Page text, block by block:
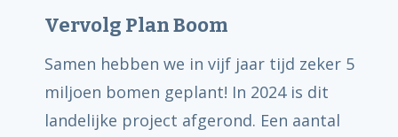
Vervolg Plan Boom
Samen hebben we in vijf jaar tijd zeker 5
miljoen bomen geplant! In 2024 is dit
landelijke project afgerond. Een aantal